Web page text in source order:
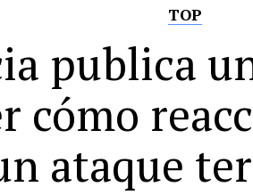
TOP
publica
cómo
ataque